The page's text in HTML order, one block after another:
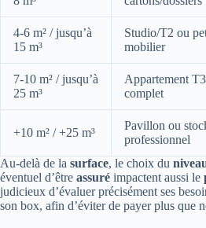
4-6 m² / jusqu’à
15 m³
Studio/T2 ou
mobilier
7-10 m² / jusqu’à
25 m³
Appartement
complet
+10 m² / +25 m³
Pavillon ou
professionnel
Au-delà de la surface, le choix du
éventuel d’être assuré impactent aussi le
judicieux d’évaluer précisément ses
son box, afin d’éviter de payer plus que